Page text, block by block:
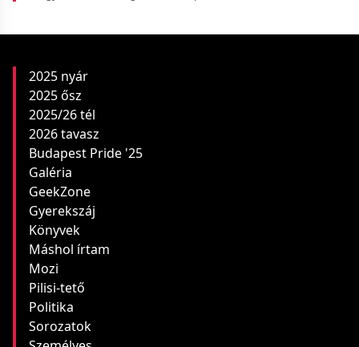
2025 nyár
2025 ősz
2025/26 tél
2026 tavasz
Budapest Pride '25
Galéria
GeekZone
Gyerekszáj
Könyvek
Máshol írtam
Mozi
Pilisi-tető
Politika
Sorozatok